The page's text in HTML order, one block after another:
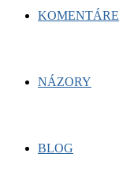
KOMENTÁRE
NÁZORY
BLOG